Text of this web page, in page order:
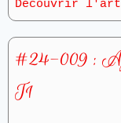
Découvrir
#24-009 :
T1